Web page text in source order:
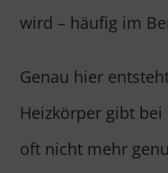
wird – häufig im
Genau hier
Heizkörper gibt
oft nicht mehr